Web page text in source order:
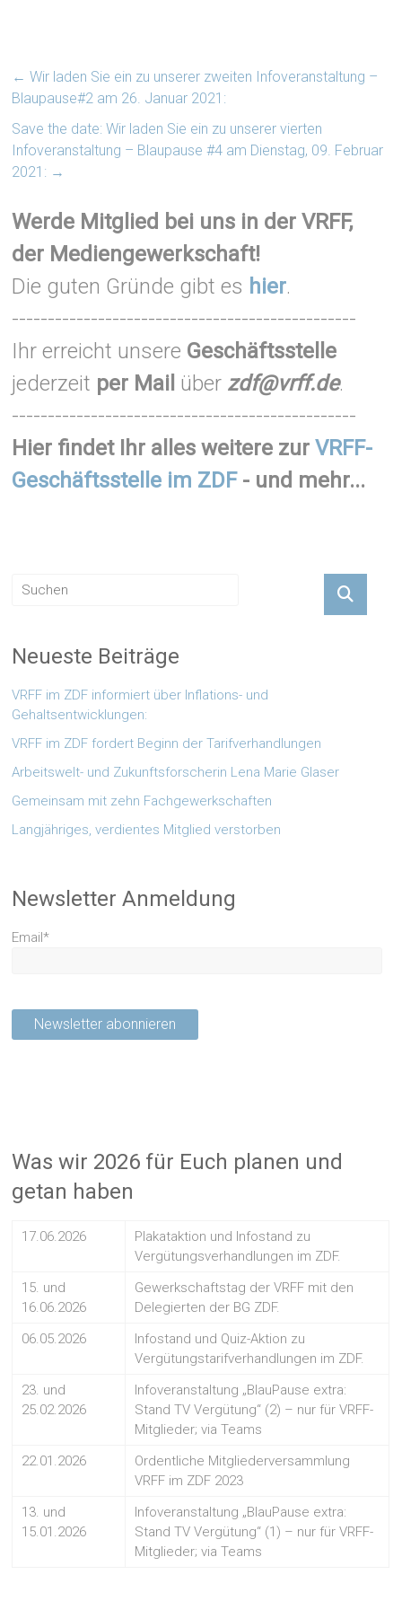
← Wir laden Sie ein zu unserer zweiten Infoveranstaltung –
Blaupause#2 am 26. Januar 2021:
Save the date: Wir laden Sie ein zu unserer vierten
Infoveranstaltung – Blaupause #4 am Dienstag, 09. Februar
2021: →
Werde Mitglied bei uns in der VRFF,
der Mediengewerkschaft!
Die guten Gründe gibt es hier.
------------------------------------------------
Ihr erreicht unsere Geschäftsstelle
jederzeit per Mail über zdf@vrff.de.
------------------------------------------------
Hier findet Ihr alles weitere zurVRFF-
Geschäftsstelle im ZDF- und mehr...
Neueste Beiträge
VRFF im ZDF informiert über Inflations- und
Gehaltsentwicklungen:
VRFF im ZDF fordert Beginn der Tarifverhandlungen
Arbeitswelt- und Zukunftsforscherin Lena Marie Glaser
Gemeinsam mit zehn Fachgewerkschaften
Langjähriges, verdientes Mitglied verstorben
Newsletter Anmeldung
Email*
Was wir 2026 für Euch planen und
getan haben
17.06.2026
Plakataktion und Infostand zu
Vergütungsverhandlungen im ZDF.
15. und
16.06.2026
Gewerkschaftstag der VRFF mit den
Delegierten der BG ZDF.
06.05.2026
Infostand und Quiz-Aktion zu
Vergütungstarifverhandlungen im ZDF.
23. und
25.02.2026
Infoveranstaltung „BlauPause extra:
Stand TV Vergütung“ (2) – nur für VRFF-
Mitglieder; via Teams
22.01.2026
Ordentliche Mitgliederversammlung
VRFF im ZDF 2023
13. und
15.01.2026
Infoveranstaltung „BlauPause extra:
Stand TV Vergütung“ (1) – nur für VRFF-
Mitglieder; via Teams